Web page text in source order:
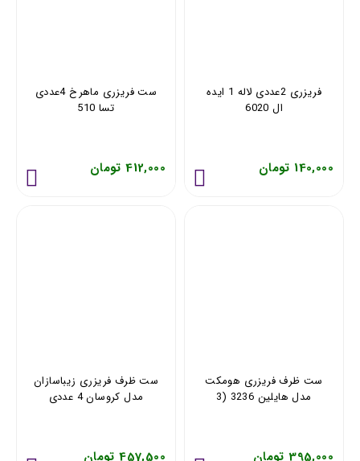
فریزری 2عددی لاله 1 ایده
ال 6020
140,000 تومان
ست فریزری ماهرخ 4عددی
تسا 510
412,000 تومان
ست ظرف فريزری هومکت
مدل هایلین 3236 (3
395,000 تومان
ست ظرف فریزری زیباسازان
مدل کروسان 4 عددی
457,500 تومان